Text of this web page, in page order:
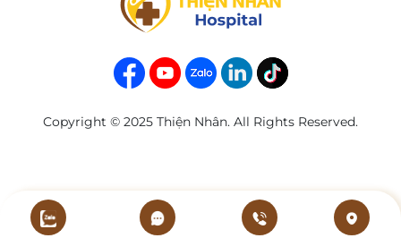
Copyright © 2025 Thiện Nhân. All Rights Reserved.